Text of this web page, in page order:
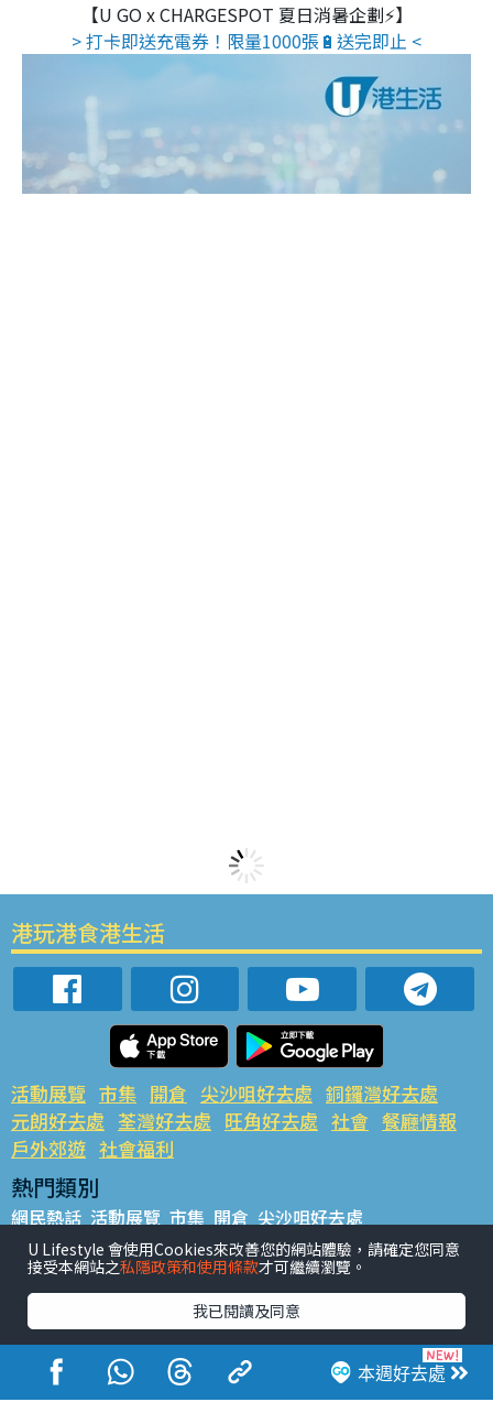
【U GO x CHARGESPOT 夏日消暑企劃⚡】
> 打卡即送充電券！限量1000張🔋送完即止 <
本週好去處
港玩港食港生活
活動展覽 市集 開倉 尖沙咀好去處 銅鑼灣好去處
元朗好去處 荃灣好去處 旺角好去處 社會 餐廳情報
戶外郊遊 社會福利
熱門類別
網民熱話 活動展覽 市集 開倉 尖沙咀好去處
銅鑼灣好去處 元朗好去處 荃灣好去處 旺角好去處 社會
餐廳情報 戶外郊遊
熱門標籤
#UGO搵好去處 #人氣活動推介 #美食社群熱話
#親子玩樂好去處
#ULifestyle應用程式
#限時搶
#UJetso禮物放送
#ULifestyle商戶中心 #著數 #網絡熱話
U Lifestyle 會使用Cookies來改善您的網站體驗，請確定您同意
接受本網站之私隱政策和使用條款才可繼續瀏覽。
我已閱讀及同意